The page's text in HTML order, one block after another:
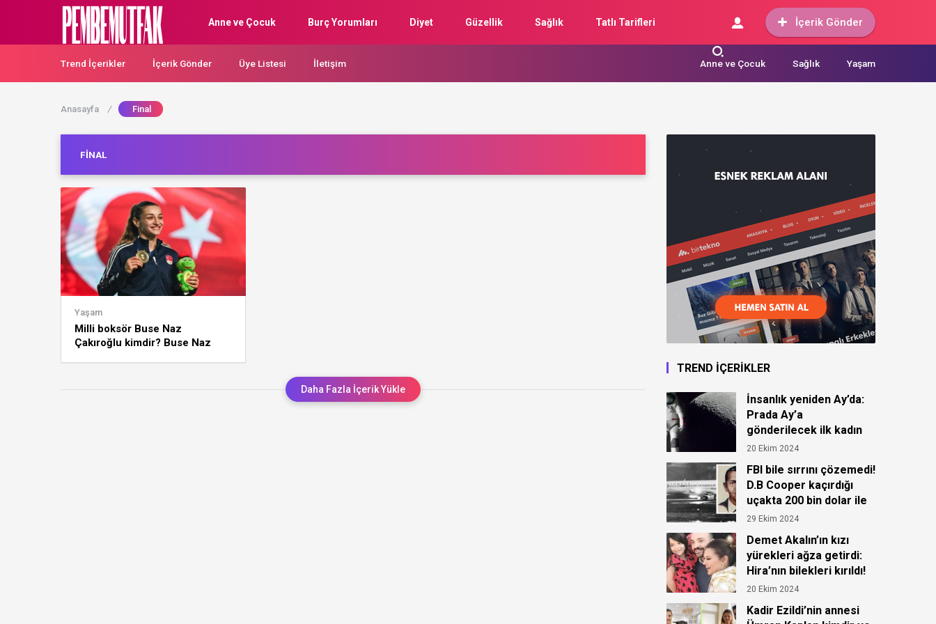
Anne ve Çocuk Burç Yorumları Diyet Güzellik Sağlık Tatlı Tarifleri İçerik Gönder
Trend İçerikler İçerik Gönder Üye Listesi İletişim Anne ve Çocuk Sağlık Yaşam
Anasayfa / Final
FINAL
Yaşam
Milli boksör Buse Naz
Çakıroğlu kimdir? Buse Naz
Daha Fazla İçerik Yükle
TREND İÇERİKLER
İnsanlık yeniden Ay’da:
Prada Ay’a
gönderilecek ilk kadın
astronot için kıyafet
20 Ekim 2024
FBI bile sırrını çözemedi!
D.B Cooper kaçırdığı
uçakta 200 bin dolar ile
ortadan kayboldu!
29 Ekim 2024
Demet Akalın’ın kızı
yürekleri ağza getirdi:
Hira’nın bilekleri kırıldı!
20 Ekim 2024
Kadir Ezildi’nin annesi